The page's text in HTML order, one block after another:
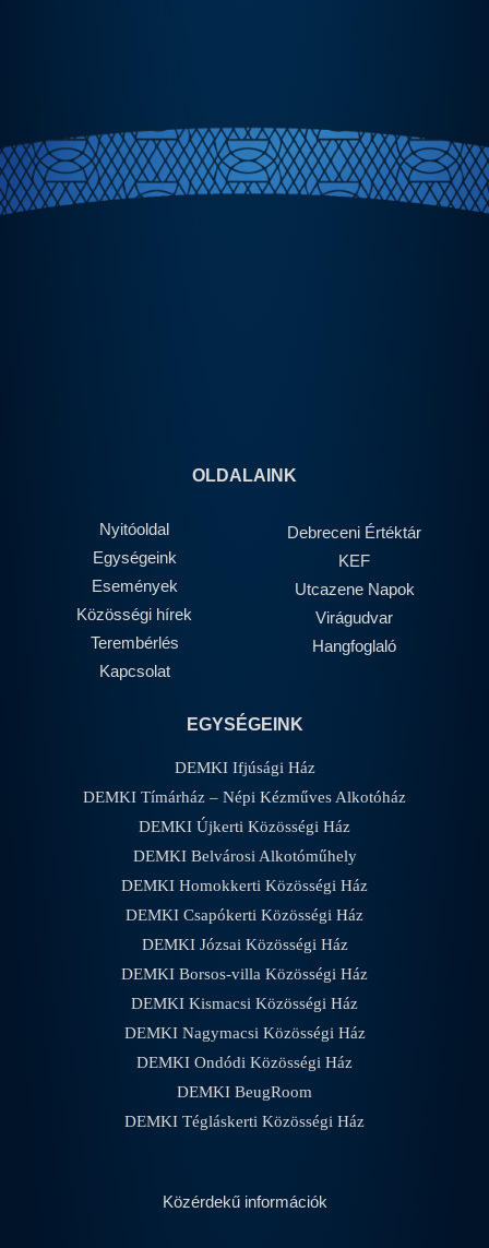
OLDALAINK
Nyitóoldal
Egységeink
Események
Közösségi hírek
Terembérlés
Kapcsolat
Debreceni Értéktár
KEF
Utcazene Napok
Virágudvar
Hangfoglaló
EGYSÉGEINK
DEMKI Ifjúsági Ház
DEMKI Tímárház – Népi Kézműves Alkotóház
DEMKI Újkerti Közösségi Ház
DEMKI Belvárosi Alkotóműhely
DEMKI Homokkerti Közösségi Ház
DEMKI Csapókerti Közösségi Ház
DEMKI Józsai Közösségi Ház
DEMKI Borsos-villa Közösségi Ház
DEMKI Kismacsi Közösségi Ház
DEMKI Nagymacsi Közösségi Ház
DEMKI Ondódi Közösségi Ház
DEMKI BeugRoom
DEMKI Tégláskerti Közösségi Ház
Közérdekű információk